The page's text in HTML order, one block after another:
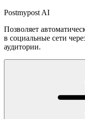
Postmypost AI
Позволяет
в социальные сети
аудитории.